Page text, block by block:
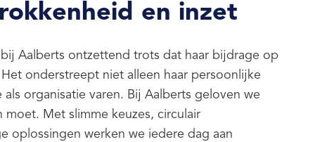
en inzet
Aalberts ontzettend trots dat haar bijdrage op
onderstreept niet alleen haar persoonlijke
organisatie varen. Bij Aalberts geloven we
Met slimme keuzes, circulair
oplossingen werken we iedere dag aan